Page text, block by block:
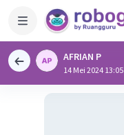
AFRIAN P
14 Mei 2024 13:05